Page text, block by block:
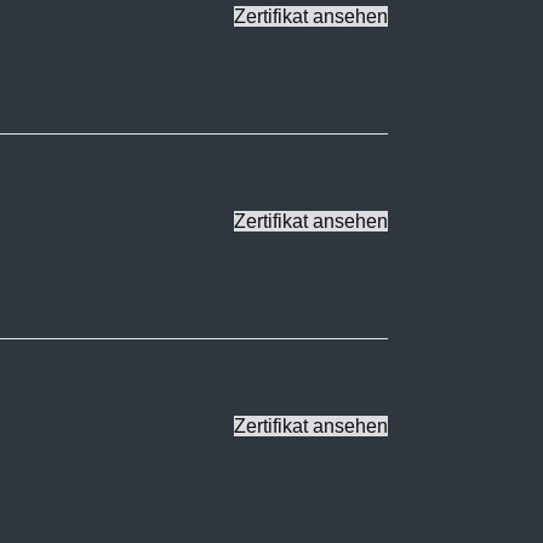
Zertifikat ansehen
Zertifikat ansehen
Zertifikat ansehen